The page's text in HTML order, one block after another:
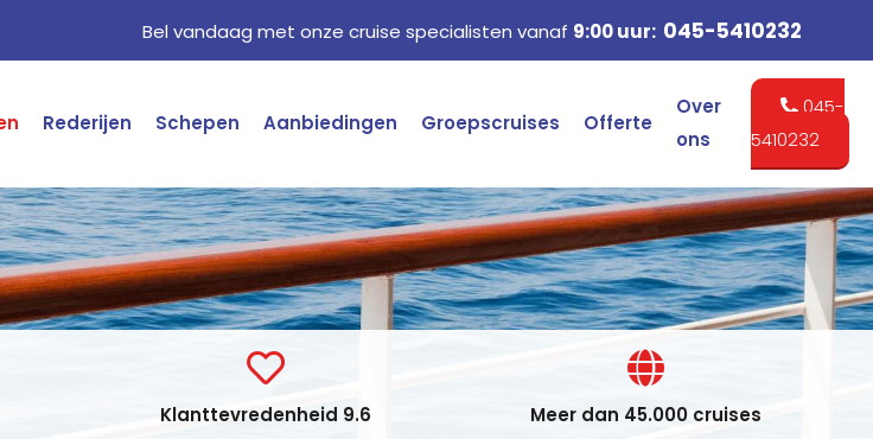
Bel vandaag met onze cruise specialisten vanaf 9:00 uur: 045-5410232
Rederijen Schepen Aanbiedingen Groepscruises Offerte
Over
ons
045-
5410232
Klanttevredenheid 9.6 Meer dan 45.000 cruises